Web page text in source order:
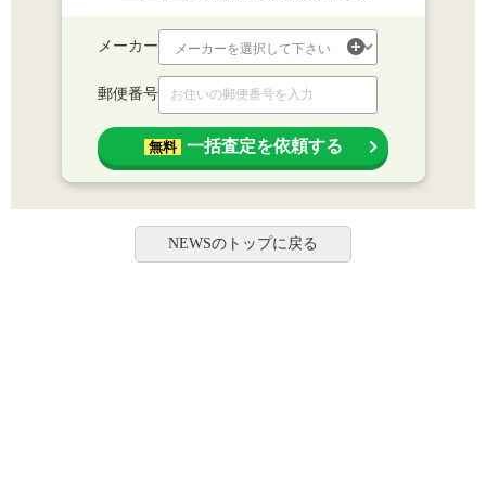
メーカー
郵便番号
無料 一括査定を依頼する
NEWSのトップに戻る